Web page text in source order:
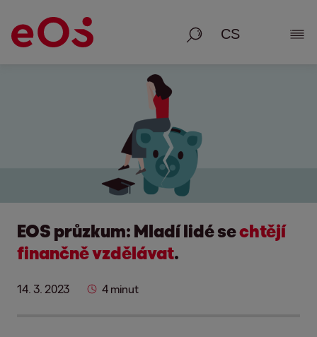
Vyhledávání
EOS průzkum: Mladí lidé sechtějí
finančně vzdělávat.
14. 3. 2023 4 minut